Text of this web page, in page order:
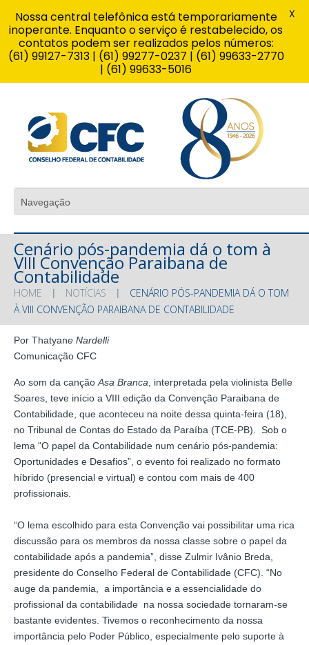
Cenário pós-pandemia dá o tom à
VIII Convenção Paraibana de
Contabilidade
HOME NOTÍCIAS
CENÁRIO PÓS-PANDEMIA DÁ O TOM
À VIII CONVENÇÃO PARAIBANA DE CONTABILIDADE
Por Thatyane Nardelli
Comunicação CFC
Ao som da canção Asa Branca , interpretada pela violinista Belle
Soares, teve início a VIII edição da Convenção Paraibana de
Contabilidade, que aconteceu na noite dessa quinta-feira (18),
no Tribunal de Contas do Estado da Paraíba (TCE-PB). Sob o
lema “O papel da Contabilidade num cenário pós-pandemia:
Oportunidades e Desafios”, o evento foi realizado no formato
híbrido (presencial e virtual) e contou com mais de 400
profissionais.
“O lema escolhido para esta Convenção vai possibilitar uma rica
discussão para os membros da nossa classe sobre o papel da
contabilidade após a pandemia”, disse Zulmir Ivânio Breda,
presidente do Conselho Federal de Contabilidade (CFC). “No
auge da pandemia, a importância e a essencialidade do
profissional da contabilidade na nossa sociedade tornaram-se
bastante evidentes. Tivemos o reconhecimento da nossa
importância pelo Poder Público, especialmente pelo suporte à
Nossa central telefônica está temporariamente
inoperante. Enquanto o serviço é restabelecido, os
contatos podem ser realizados pelos números:
(61) 99127-7313 | (61) 99277-0237 | (61) 99633-2770
| (61) 99633-5016
X